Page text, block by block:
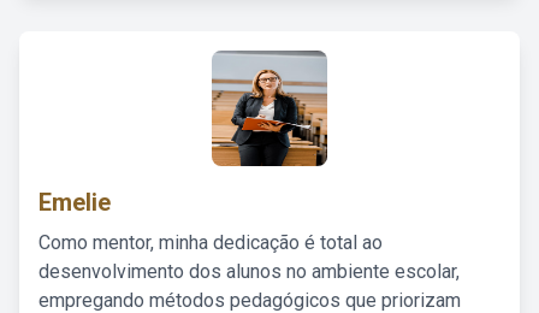
Emelie
Como mentor, minha dedicação é total ao
desenvolvimento dos alunos no ambiente escolar,
empregando métodos pedagógicos que priorizam